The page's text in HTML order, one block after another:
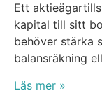
Ett
kapital till sitt
behöver stärka
balansräkning
Läs mer »